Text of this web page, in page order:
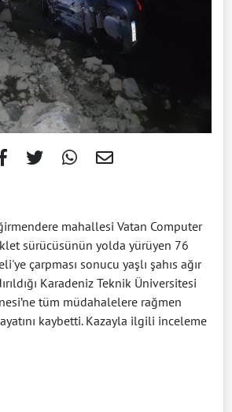
mahallesi Vatan Computer
sürücüsünün yolda yürüyen 76
çarpması sonucu yaşlı şahıs ağır
Karadeniz Teknik Üniversitesi
tüm müdahalelere rağmen
kaybetti. Kazayla ilgili inceleme